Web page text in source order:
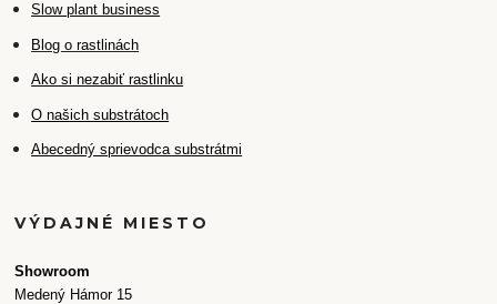
Slow plant business
Blog o rastlinách
Ako si nezabiť rastlinku
O našich substrátoch
Abecedný sprievodca substrátmi
VÝDAJNÉ MIESTO
Showroom
Medený Hámor 15